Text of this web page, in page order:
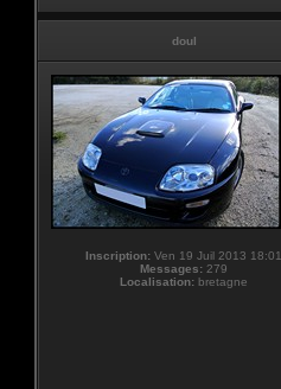
doul
Inscription: Ven 19 Juil 2013 18:01
Messages: 279
Localisation: bretagne